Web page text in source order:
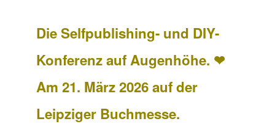
Die Selfpublishing- und DIY-
Konferenz auf Augenhöhe. ❤
Am 21. März 2026 auf der
Leipziger Buchmesse.